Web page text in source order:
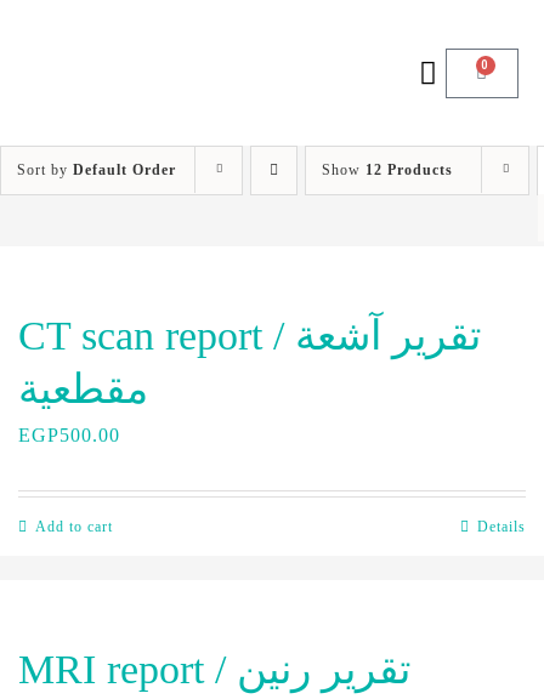
0
Sort by Default Order Show 12 Products
CT scan report / تقرير آشعة
مقطعية
EGP500.00
Add to cart Details
MRI report / تقرير رنين